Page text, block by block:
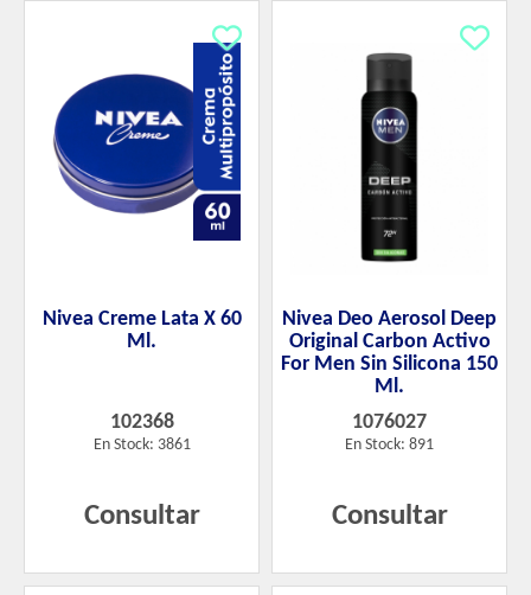
Nivea Creme Lata X 60
Ml.
102368
En Stock: 3861
Consultar
Nivea Deo Aerosol Deep
Original Carbon Activo
For Men Sin Silicona 150
Ml.
1076027
En Stock: 891
Consultar